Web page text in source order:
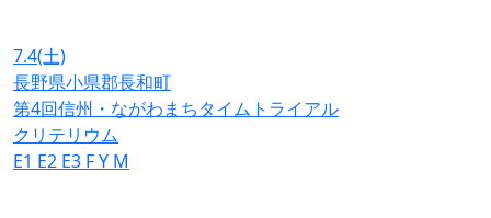
7.4(土)
長野県小県郡長和町
第4回信州・ながわまちタイムトライアル
クリテリウム
E1 E2 E3 FY M